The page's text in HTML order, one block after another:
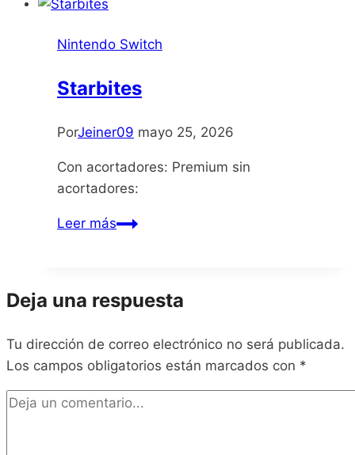
FLAMES
Nintendo Switch
Starbites
PorJeiner09 mayo 25, 2026
Con acortadores: Premium sin
acortadores:
Leer másStarbites
Deja una respuesta
Tu dirección de correo electrónico no será publicada.
Los campos obligatorios están marcados con *